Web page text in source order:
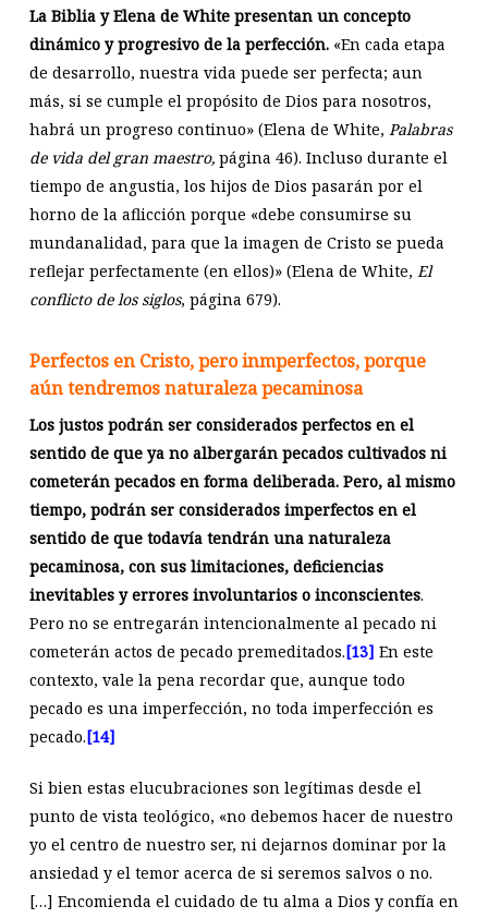
La Biblia y Elena de White presentan un concepto
dinámico y progresivo de la perfección.«En cada etapa
de desarrollo, nuestra vida puede ser perfecta; aun
más, si se cumple el propósito de Dios para nosotros,
habrá un progreso continuo» (Elena de White, Palabras
de vida del gran maestro,página 46). Incluso durante el
tiempo de angustia, los hijos de Dios pasarán por el
horno de la aflicción porque «debe consumirse su
mundanalidad, para que la imagen de Cristo se pueda
reflejar perfectamente (en ellos)» (Elena de White, El
conflicto de los siglos, página 679).
Perfectos en Cristo, pero inmperfectos, porque
aún tendremos naturaleza pecaminosa
Los justos podrán ser considerados perfectos en el
sentido de que ya no albergarán pecados cultivados ni
cometerán pecados en forma deliberada. Pero, al mismo
tiempo, podrán ser considerados imperfectos en el
sentido de que todavía tendrán una naturaleza
pecaminosa, con sus limitaciones, deficiencias
inevitables y errores involuntarios o inconscientes.
Pero no se entregarán intencionalmente al pecado ni
cometerán actos de pecado premeditados.[13] En este
contexto, vale la pena recordar que, aunque todo
pecado es una imperfección, no toda imperfección es
pecado.[14]
Si bien estas elucubraciones son legítimas desde el
punto de vista teológico, «no debemos hacer de nuestro
yo el centro de nuestro ser, ni dejarnos dominar por la
ansiedad y el temor acerca de si seremos salvos o no.
[…] Encomienda el cuidado de tu alma a Dios y confía en